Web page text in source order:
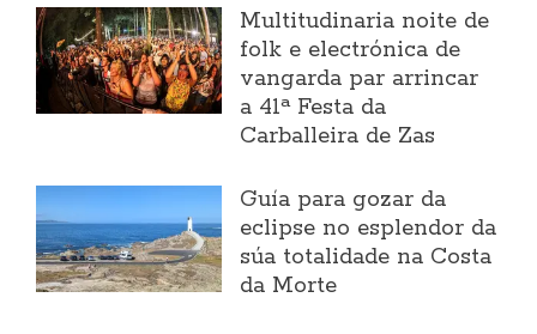
Multitudinaria noite de
folk e electrónica de
vangarda par arrincar
a 41ª Festa da
Carballeira de Zas
Guía para gozar da
eclipse no esplendor da
súa totalidade na Costa
da Morte